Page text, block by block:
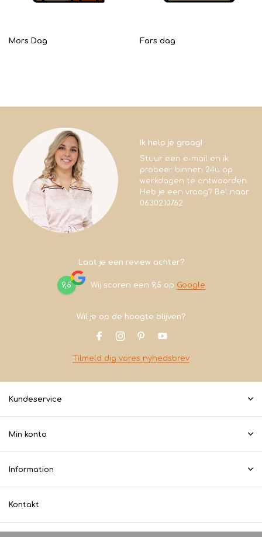
Mors Dag Fars dag
Ik help je graag!
Stuur een e-mail en ik
probeer binnen 24u op
werkdagen te antwoorden.
Heb je een vraag? Bel naar
0630210762
Laat je een review achter?
9,5 Wij scoren een 9,5 op Google
Wil je op de hoogte blijven?
Tilmeld dig vores nyhedsbrev
Kundeservice
Min konto
Information
Kontakt